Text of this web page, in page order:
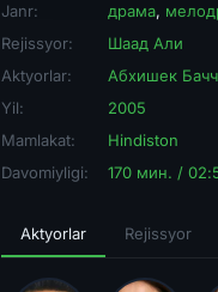
Janr: драма,
Rejissyor:
Шаад Али
Aktyorlar:
Абхишек
Yil:
2005
Mamlakat:
Hindiston
Davomiyligi:
170 мин. /
Aktyorlar Rejissyor